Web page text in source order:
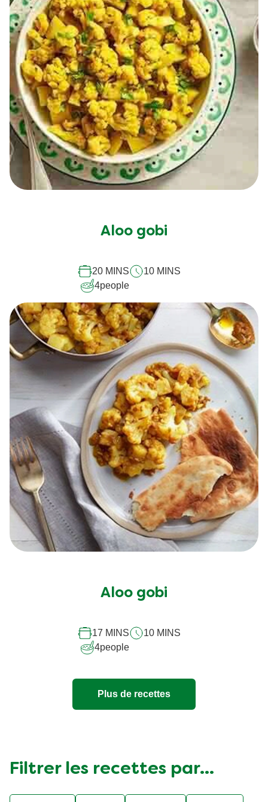
Aloo gobi
20 MINS
10 MINS
4people
Aloo gobi
17 MINS
10 MINS
4people
Plus de recettes
Filtrer les recettes par...